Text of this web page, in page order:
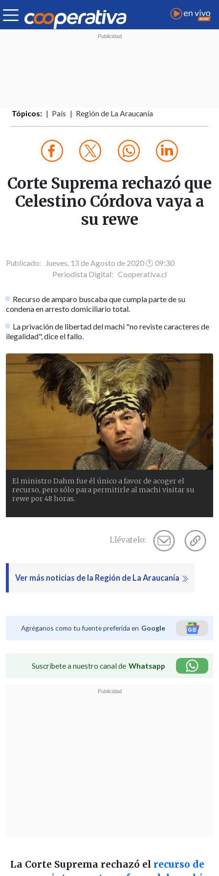
Tópicos: País Región de La Araucanía
Corte Suprema rechazó que
Celestino Córdova vaya a
su rewe
Publicado: Jueves, 13 de Agosto de 2020 🕐 09:30
Periodista Digital: Cooperativa.cl
Recurso de amparo buscaba que cumpla parte de su
condena en arresto domiciliario total.
La privación de libertad del machi "no reviste caracteres de
ilegalidad", dice el fallo.
El ministro Dahm fue él único a favor de acoger el
recurso, pero sólo para permitirle al machi visitar su
rewe por 48 horas.
Llévatelo:
Ver más noticias de la Región de La Araucanía
Agréganos como tu fuente preferida en Google
Suscríbete a nuestro canal de Whatsapp
La Corte Suprema rechazó el recurso de